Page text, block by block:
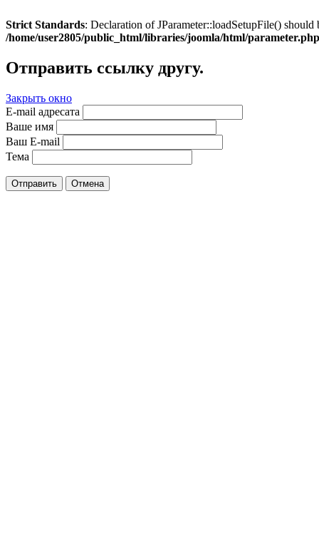
Strict Standards: Declaration of JParameter::loadSetupFile()
/home/user2805/public_html/libraries/joomla/html/parameter.php
Отправить ссылку другу.
Закрыть окно
E-mail адресата
Ваше имя
Ваш E-mail
Тема
Отправить Отмена